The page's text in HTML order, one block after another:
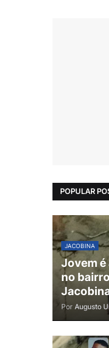
POPULAR
JACOBINA
Jovem
no
Por Augusto